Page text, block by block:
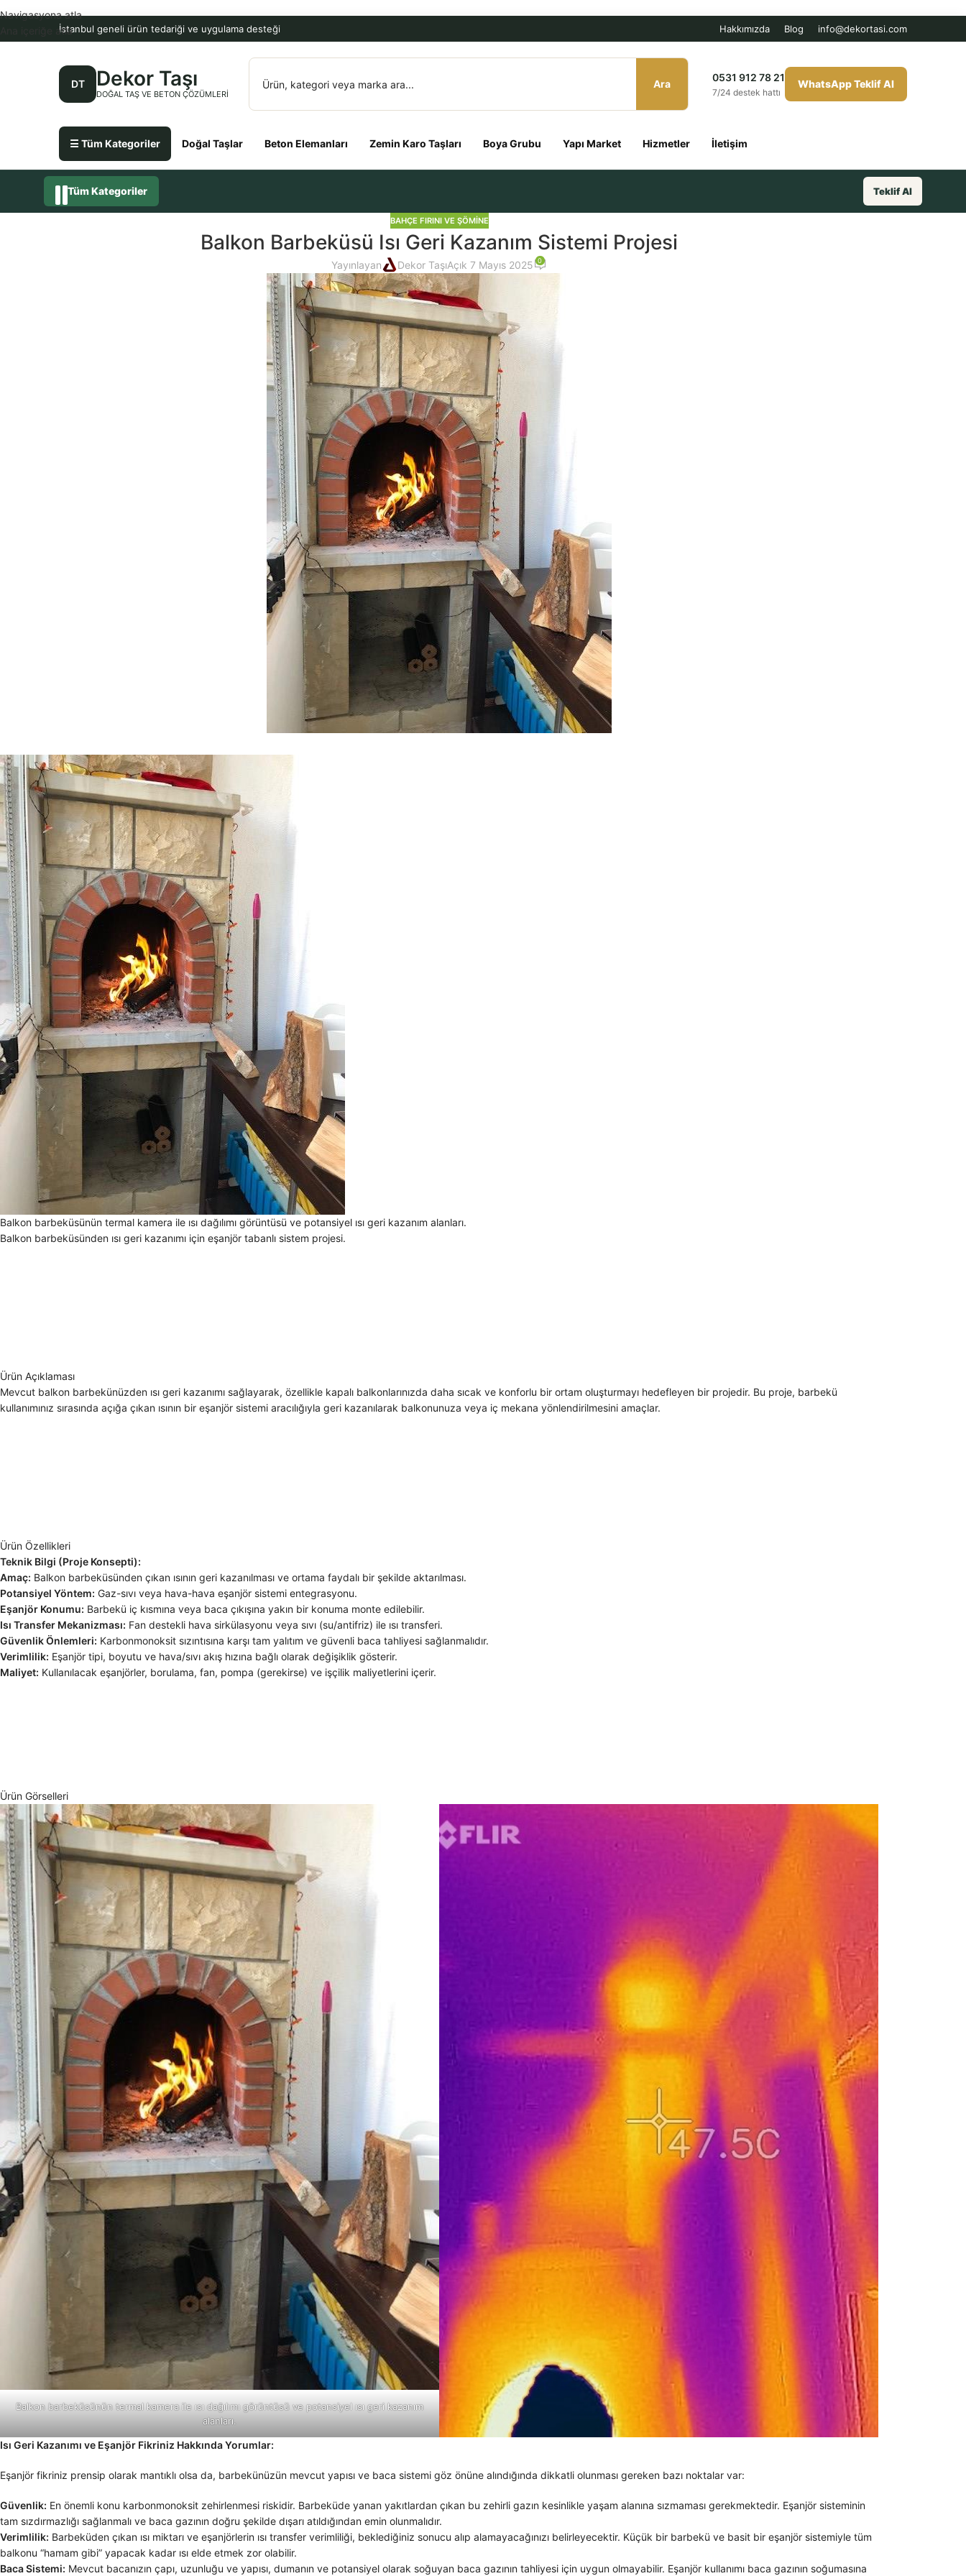
İstanbul geneli ürün tedariği ve uygulama desteği Hakkımızda Blog info@dekortasi.com
DT Dekor Taşı
DOĞAL TAŞ VE BETON ÇÖZÜMLERI
Ara
0531 912 78 21
7/24 destek hattı
WhatsApp Teklif Al
☰ Tüm Kategoriler Doğal Taşlar Beton Elemanları Zemin Karo Taşları Boya Grubu Yapı Market Hizmetler İletişim
Navigasyona atla
Ana içeriğe atla
Tüm Kategoriler Teklif Al
BAHÇE FIRINI VE ŞÖMINE
Balkon Barbeküsü Isı Geri Kazanım Sistemi Projesi
Yayınlayan Dekor TaşıAçık 7 Mayıs 2025 0
Balkon barbeküsünün termal kamera ile ısı dağılımı görüntüsü ve potansiyel ısı geri kazanım alanları.
Balkon barbeküsünden ısı geri kazanımı için eşanjör tabanlı sistem projesi.
Ürün Açıklaması
Mevcut balkon barbekünüzden ısı geri kazanımı sağlayarak, özellikle kapalı balkonlarınızda daha sıcak ve konforlu bir ortam oluşturmayı hedefleyen bir projedir. Bu proje, barbekü
kullanımınız sırasında açığa çıkan ısının bir eşanjör sistemi aracılığıyla geri kazanılarak balkonunuza veya iç mekana yönlendirilmesini amaçlar.
Ürün Özellikleri
Teknik Bilgi (Proje Konsepti):
Amaç: Balkon barbeküsünden çıkan ısının geri kazanılması ve ortama faydalı bir şekilde aktarılması.
Potansiyel Yöntem: Gaz-sıvı veya hava-hava eşanjör sistemi entegrasyonu.
Eşanjör Konumu: Barbekü iç kısmına veya baca çıkışına yakın bir konuma monte edilebilir.
Isı Transfer Mekanizması: Fan destekli hava sirkülasyonu veya sıvı (su/antifriz) ile ısı transferi.
Güvenlik Önlemleri: Karbonmonoksit sızıntısına karşı tam yalıtım ve güvenli baca tahliyesi sağlanmalıdır.
Verimlilik: Eşanjör tipi, boyutu ve hava/sıvı akış hızına bağlı olarak değişiklik gösterir.
Maliyet: Kullanılacak eşanjörler, borulama, fan, pompa (gerekirse) ve işçilik maliyetlerini içerir.
Ürün Görselleri
Balkon barbeküsünün termal kamera ile ısı dağılımı görüntüsü ve potansiyel ısı geri kazanım
alanları.
Isı Geri Kazanımı ve Eşanjör Fikriniz Hakkında Yorumlar:
Eşanjör fikriniz prensip olarak mantıklı olsa da, barbekünüzün mevcut yapısı ve baca sistemi göz önüne alındığında dikkatli olunması gereken bazı noktalar var:
Güvenlik: En önemli konu karbonmonoksit zehirlenmesi riskidir. Barbeküde yanan yakıtlardan çıkan bu zehirli gazın kesinlikle yaşam alanına sızmaması gerekmektedir. Eşanjör sisteminin
tam sızdırmazlığı sağlanmalı ve baca gazının doğru şekilde dışarı atıldığından emin olunmalıdır.
Verimlilik: Barbeküden çıkan ısı miktarı ve eşanjörlerin ısı transfer verimliliği, beklediğiniz sonucu alıp alamayacağınızı belirleyecektir. Küçük bir barbekü ve basit bir eşanjör sistemiyle tüm
balkonu “hamam gibi” yapacak kadar ısı elde etmek zor olabilir.
Baca Sistemi: Mevcut bacanızın çapı, uzunluğu ve yapısı, dumanın ve potansiyel olarak soğuyan baca gazının tahliyesi için uygun olmayabilir. Eşanjör kullanımı baca gazının soğumasına